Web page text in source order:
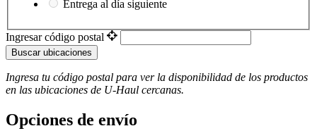
Entrega al día siguiente
Ingresar código postal
Buscar ubicaciones
Ingresa tu código postal para ver la disponibilidad de los productos
en las ubicaciones de U-Haul ​​​​​​​ cercanas.
Opciones de envío